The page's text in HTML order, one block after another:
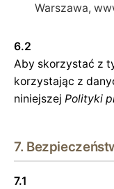
Warszawa,
6.2
Aby skorzystać z
korzystając z
niniejszej Polityki
7.
7.1